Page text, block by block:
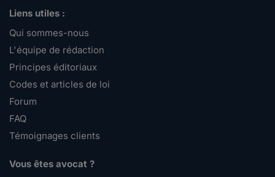
Liens utiles :
Qui sommes-nous
L'équipe de rédaction
Principes éditoriaux
Codes et articles de loi
Forum
FAQ
Témoignages clients
Vous êtes avocat ?